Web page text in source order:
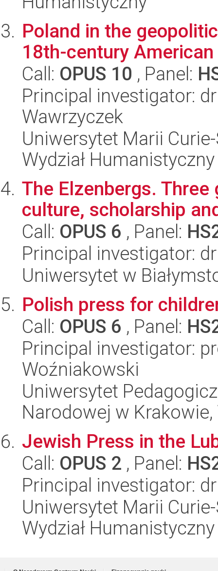
Poland in the
18th-century
Call: OPUS 10 , Panel:
Principal investigator:
Wawrzyczek
Uniwersytet Marii
Wydział Humanistyczny
The Elzenbergs.
culture, scholarship
Call: OPUS 6 , Panel:
Principal investigator:
Uniwersytet w
Polish press for
Call: OPUS 6 , Panel:
Principal investigator:
Woźniakowski
Uniwersytet
Narodowej w Krakowie,
Jewish Press in the
Call: OPUS 2 , Panel:
Principal investigator:
Uniwersytet Marii
Wydział Humanistyczny